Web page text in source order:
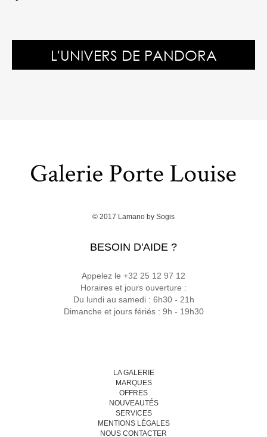
L'UNIVERS DE PANDORA
© 2017 Lamano by Sogis
BESOIN D'AIDE ?
Appelez le +32 25 12 97 12
Horaires et jours ouverture :
Du lundi au samedi : 6h30 - 21h
Dimanche et jours fériés : 9h - 19h30
LA GALERIE
MARQUES
OFFRES
NOUVEAUTÉS
SERVICES
MENTIONS LÉGALES
NOUS CONTACTER